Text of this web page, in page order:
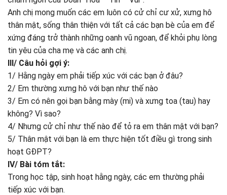
Anh chị mong muốn các em luôn có cử chỉ cư xử, xưng hô
thân mật, sống thân thiện với tất cả các bạn bè của em để
xứng đáng trở thành những oanh vũ ngoan, để khỏi phụ lòng
tin yêu của cha mẹ và các anh chị.
III/ Câu hỏi gợi ý:
1/ Hằng ngày em phải tiếp xúc với các bạn ở đâu?
2/ Em thường xưng hô với bạn như thế nào
3/ Em có nên gọi bạn bằng mày (mi) và xưng toa (tau) hay
không? Vì sao?
4/ Nhưng cử chỉ như thế nào để tỏ ra em thân mật với bạn?
5/ Thân mật với bạn là em thực hiện tốt điều gì trong sinh
hoạt GĐPT?
IV/ Bài tóm tắt:
Trong học tập, sinh hoạt hằng ngày, các em thường phải
tiếp xúc với bạn.